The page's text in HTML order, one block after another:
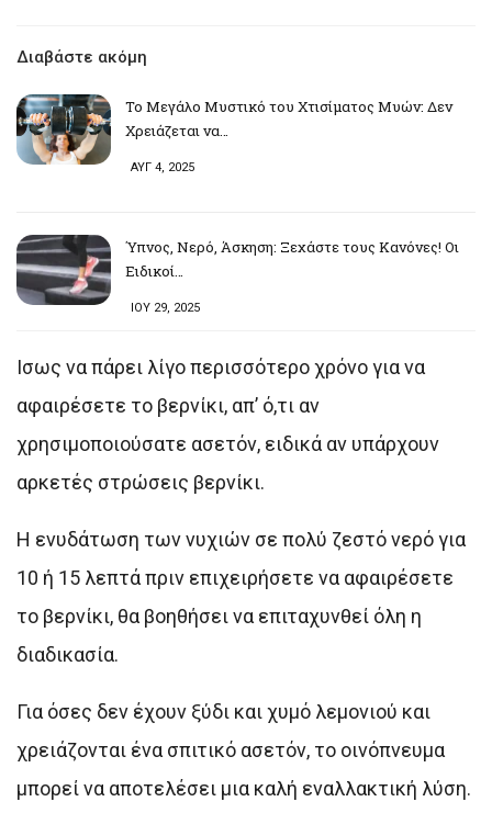
Διαβάστε ακόμη
Το Μεγάλο Μυστικό του Χτισίματος Μυών: Δεν
Χρειάζεται να…
ΑΥΓ 4, 2025
Ύπνος, Νερό, Άσκηση: Ξεχάστε τους Κανόνες! Οι
Ειδικοί…
ΙΟΥ 29, 2025
Ισως να πάρει λίγο περισσότερο χρόνο για να
αφαιρέσετε το βερνίκι, απ’ ό,τι αν
χρησιμοποιούσατε ασετόν, ειδικά αν υπάρχουν
αρκετές στρώσεις βερνίκι.
Η ενυδάτωση των νυχιών σε πολύ ζεστό νερό για
10 ή 15 λεπτά πριν επιχειρήσετε να αφαιρέσετε
το βερνίκι, θα βοηθήσει να επιταχυνθεί όλη η
διαδικασία.
Για όσες δεν έχουν ξύδι και χυμό λεμονιού και
χρειάζονται ένα σπιτικό ασετόν, το οινόπνευμα
μπορεί να αποτελέσει μια καλή εναλλακτική λύση.